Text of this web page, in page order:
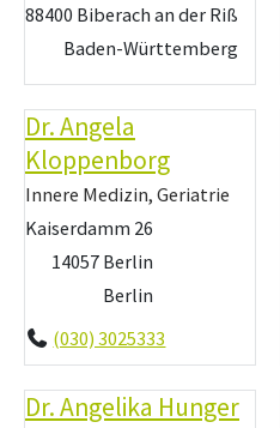
88400 Biberach an der Riß
Baden-Württemberg
Dr. Angela
Kloppenborg
Innere Medizin, Geriatrie
Kaiserdamm 26
14057 Berlin
Berlin
(030) 3025333
Dr. Angelika Hunger